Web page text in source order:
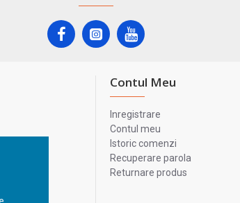
Contul Meu
Inregistrare
Contul meu
Istoric comenzi
Recuperare parola
Returnare produs